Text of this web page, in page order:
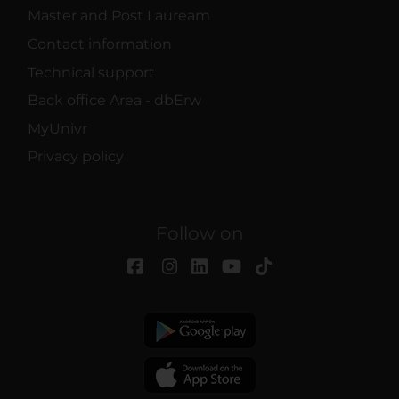
Master and Post Lauream
Contact information
Technical support
Back office Area - dbErw
MyUnivr
Privacy policy
Follow on